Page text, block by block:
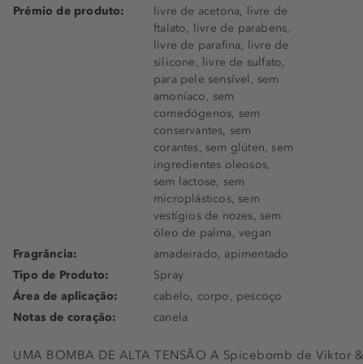
UMA BOMBA DE ALTA TENSÃO A Spicebomb de Viktor
Prémio de produto:
livre de acetona, livre de
ftalato, livre de parabens,
livre de parafina, livre de
silicone, livre de sulfato,
para pele sensível, sem
amoníaco, sem
comedógenos, sem
conservantes, sem
corantes, sem glúten, sem
ingredientes oleosos,
sem lactose, sem
microplásticos, sem
vestígios de nozes, sem
óleo de palma, vegan
Fragrância:
amadeirado, apimentado
Tipo de Produto:
Spray
Área de aplicação:
cabelo, corpo, pescoço
Notas de coração:
canela